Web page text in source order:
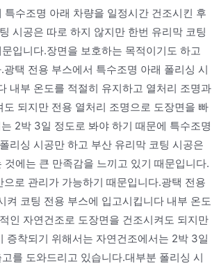
수조명 아래 차량을 일정시간 건조시킨 후
시공은 따로 하지 않지만 한번 유리막 코팅
입니다.장면을 보호하는 목적이기도 하고
택 전용 부스에서 특수조명 아래 폴리싱 시
내부 온도를 적절히 유지하고 열처리 조명과
되지만 전용 열처리 조명으로 도장면을 빠
2박 3일 정도로 봐야 하기 때문에 특수조명
리싱 시공만 하고 부산 유리막 코팅 시공은
에는 큰 만족감을 느끼고 있기 때문입니다.
로 관리가 가능하기 때문입니다.광택 전용
코팅 전용 부스에 입고시킵니다 내부 온도
인 자연건조로 도장면을 건조시켜도 되지만
증착되기 위해서는 자연건조에서는 2박 3일
를 도와드리고 있습니다.대부분 폴리싱 시